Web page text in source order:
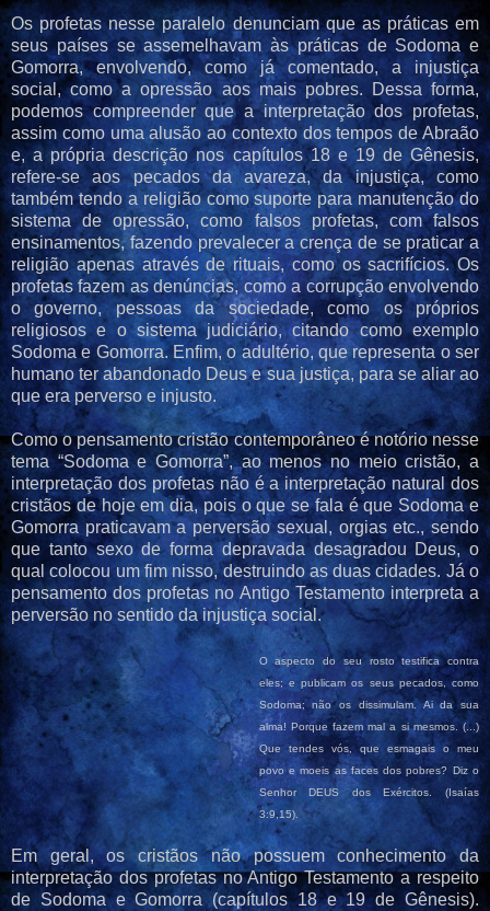
Os profetas nesse paralelo denunciam que as práticas em
seus países se assemelhavam às práticas de Sodoma e
Gomorra, envolvendo, como já comentado, a injustiça
social, como a opressão aos mais pobres. Dessa forma,
podemos compreender que a interpretação dos profetas,
assim como uma alusão ao contexto dos tempos de Abraão
e, a própria descrição nos capítulos 18 e 19 de Gênesis,
refere-se aos pecados da avareza, da injustiça, como
também tendo a religião como suporte para manutenção do
sistema de opressão, como falsos profetas, com falsos
ensinamentos, fazendo prevalecer a crença de se praticar a
religião apenas através de rituais, como os sacrifícios. Os
profetas fazem as denúncias, como a corrupção envolvendo
o governo, pessoas da sociedade, como os próprios
religiosos e o sistema judiciário, citando como exemplo
Sodoma e Gomorra. Enfim, o adultério, que representa o ser
humano ter abandonado Deus e sua justiça, para se aliar ao
que era perverso e injusto.
Como o pensamento cristão contemporâneo é notório nesse
tema “Sodoma e Gomorra”, ao menos no meio cristão, a
interpretação dos profetas não é a interpretação natural dos
cristãos de hoje em dia, pois o que se fala é que Sodoma e
Gomorra praticavam a perversão sexual, orgias etc., sendo
que tanto sexo de forma depravada desagradou Deus, o
qual colocou um fim nisso, destruindo as duas cidades. Já o
pensamento dos profetas no Antigo Testamento interpreta a
perversão no sentido da injustiça social.
O aspecto do seu rosto testifica contra
eles; e publicam os seus pecados, como
Sodoma; não os dissimulam. Ai da sua
alma! Porque fazem mal a si mesmos. (...)
Que tendes vós, que esmagais o meu
povo e moeis as faces dos pobres? Diz o
Senhor DEUS dos Exércitos. (Isaías
3:9,15).
Em geral, os cristãos não possuem conhecimento da
interpretação dos profetas no Antigo Testamento a respeito
de Sodoma e Gomorra (capítulos 18 e 19 de Gênesis).